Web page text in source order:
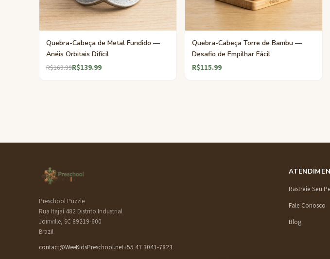
Quebra-Cabeça de Metal Fundido —
Anéis Orbitais Difícil
R$169.99R$139.99
Quebra-Cabeça Torre de Bambu —
Desafio de Empilhar Fácil
R$115.99
Preschool Puzzle
Rua Itajaí 482 Distrito Industrial
Joinville, SC 89219-600
Brazil
contact@WeeKidsPreschool.net+55 47 3041-7823
Rastreie Seu
Fale Conosco
Blog